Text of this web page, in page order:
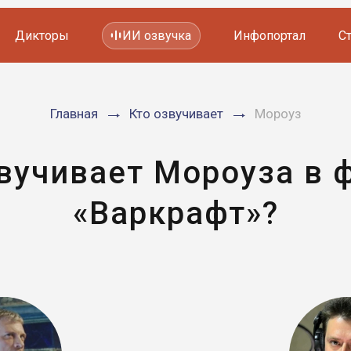
Мультфильмов
Дикторы ИИ озвучка Инфопортал
Главная Кто озвучивает Мороуз
Мороуза в
«Варкрафт»?